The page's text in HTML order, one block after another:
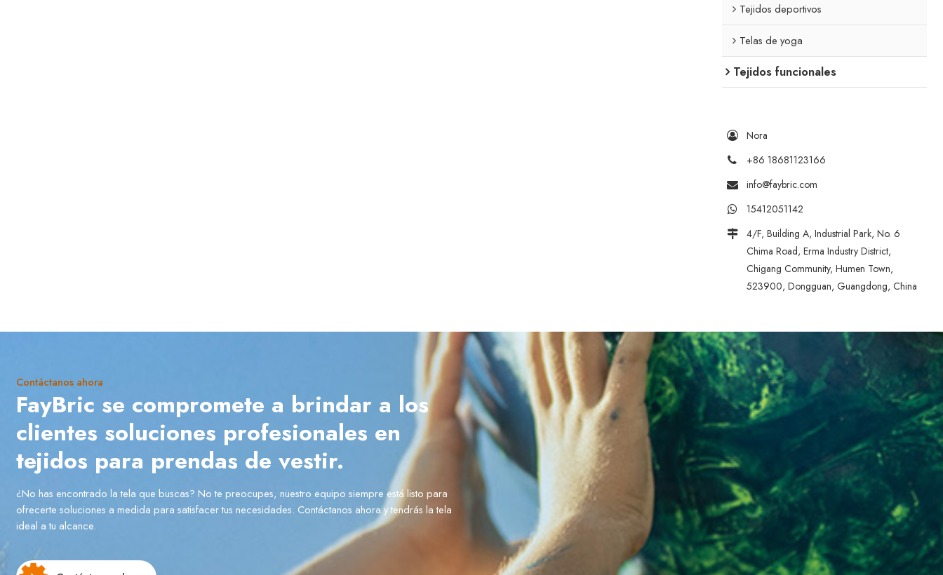
Tejidos deportivos
Telas de yoga
Tejidos funcionales
Nora
+86 18681123166
info@faybric.com
15412051142
4/F, Building A, Industrial Park, No. 6
Chima Road, Erma Industry District,
Chigang Community, Humen Town,
523900, Dongguan, Guangdong, China
Contáctanos ahora
FayBric se compromete a brindar a los
clientes soluciones profesionales en
tejidos para prendas de vestir.
¿No has encontrado la tela que buscas? No te preocupes, nuestro equipo siempre está listo para
ofrecerte soluciones a medida para satisfacer tus necesidades. Contáctanos ahora y tendrás la tela
ideal a tu alcance.